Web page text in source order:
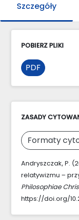
Szczegóły
POBIERZ PLIKI
PDF
ZASADY
Formaty
Andryszczak, P.
relatywizmu –
Philosophiae
https://doi.org/